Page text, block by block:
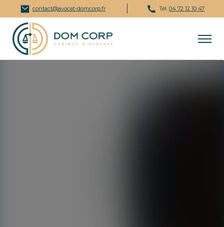
contact@avocat-domcorp.fr Tél. 04 72 12 10 47